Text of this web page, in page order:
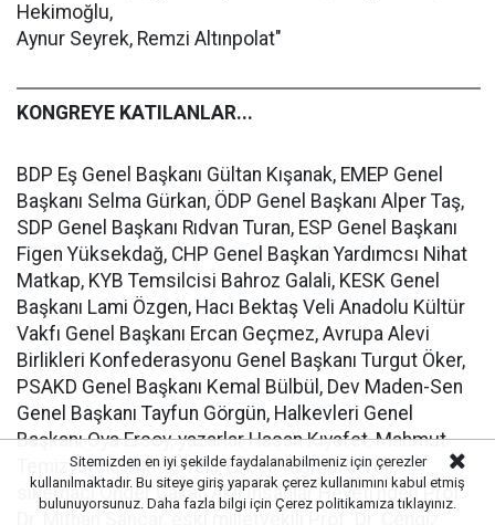
Hekimoğlu,
Aynur Seyrek, Remzi Altınpolat"
KONGREYE KATILANLAR...
BDP Eş Genel Başkanı Gültan Kışanak, EMEP Genel
Başkanı Selma Gürkan, ÖDP Genel Başkanı Alper Taş,
SDP Genel Başkanı Rıdvan Turan, ESP Genel Başkanı
Figen Yüksekdağ, CHP Genel Başkan Yardımcsı Nihat
Matkap, KYB Temsilcisi Bahroz Galali, KESK Genel
Başkanı Lami Özgen, Hacı Bektaş Veli Anadolu Kültür
Vakfı Genel Başkanı Ercan Geçmez, Avrupa Alevi
Birlikleri Konfederasyonu Genel Başkanı Turgut Öker,
PSAKD Genel Başkanı Kemal Bülbül, Dev Maden-Sen
Genel Başkanı Tayfun Görgün, Halkevleri Genel
Başkanı Oya Ersoy, yazarlar Hasan Kıyafet, Mahmut
Temizyürek, Ahmet Telli, Eşber Yağmurdereli,
sinemacı Önder Çakar, Akil İnsanlar Heyeti’nden Prof.
Sitemizden en iyi şekilde faydalanabilmeniz için çerezler
kullanılmaktadır. Bu siteye giriş yaparak çerez kullanımını kabul etmiş
bulunuyorsunuz. Daha fazla bilgi için Çerez politikamıza tıklayınız.